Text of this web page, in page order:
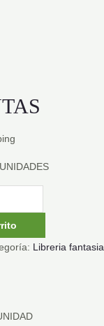
Libreria fantasia